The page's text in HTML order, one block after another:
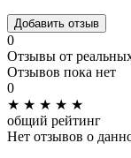
Добавить отзыв
0
Отзывы от
Отзывов пока нет
0
★ ★ ★ ★ ★
общий рейтинг
Нет отзывов о